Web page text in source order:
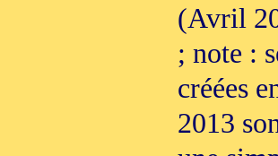
(Avril
; note :
créées
2013